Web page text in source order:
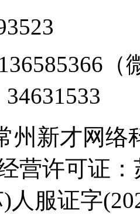
（
州新才网络
营许可证
人服证字